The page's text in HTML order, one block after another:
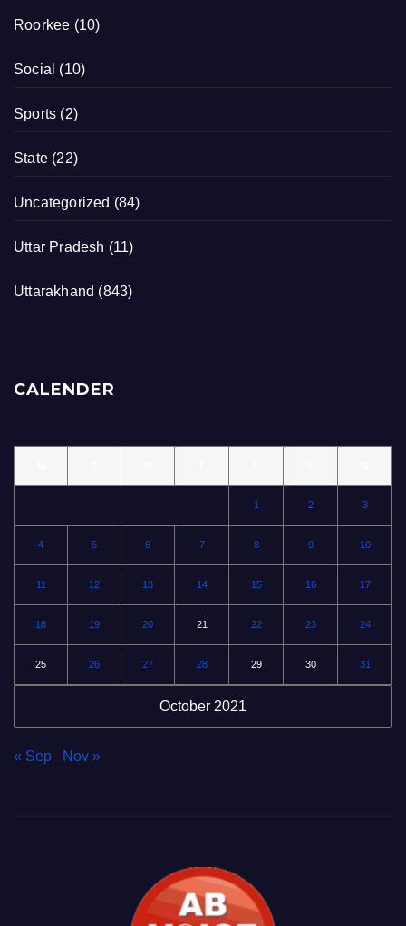
Roorkee (10)
Social (10)
Sports (2)
State (22)
Uncategorized (84)
Uttar Pradesh (11)
Uttarakhand (843)
CALENDER
October 2021
1 2 3
4 5 6 7 8 9 10
11 12 13 14 15 16 17
18 19 20 21 22 23 24
25 26 27 28 29 30 31
« Sep Nov »